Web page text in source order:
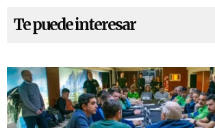
Te puede interesar